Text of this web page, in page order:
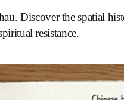
Discover the spatial
resistance.